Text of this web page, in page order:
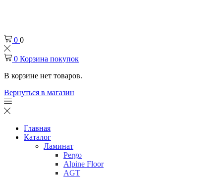
0 0
0 Корзина покупок
В корзине нет товаров.
Вернуться в магазин
Главная
Каталог
Ламинат
Pergo
Alpine Floor
AGT